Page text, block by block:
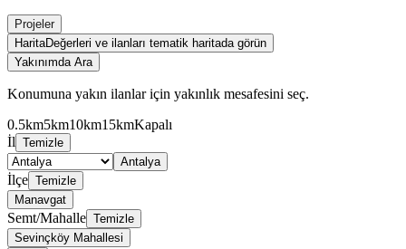
Projeler
HaritaDeğerleri ve ilanları tematik haritada görün
Yakınımda Ara
Konumuna yakın ilanlar için yakınlık mesafesini seç.
0.5km5km10km15kmKapalı
İl Temizle
Antalya
İlçe Temizle
Manavgat
Semt/Mahalle Temizle
Sevinçköy Mahallesi